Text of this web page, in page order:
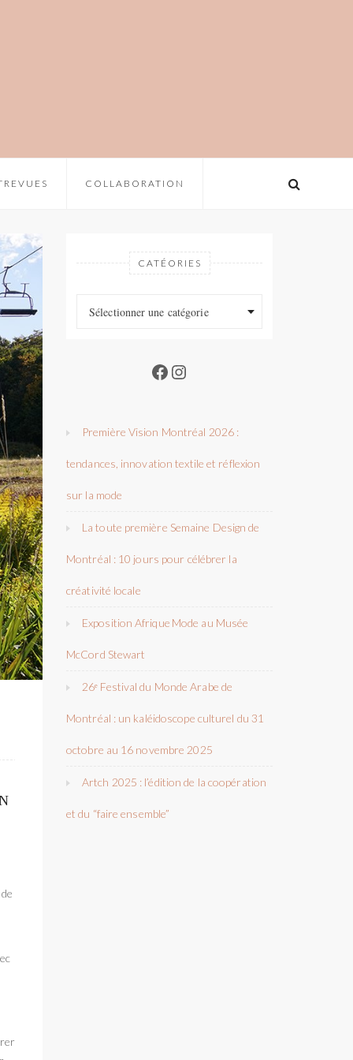
COLLABORATION
CATÉORIES
Sélectionner une catégorie
Facebook
Instagram
Première Vision Montréal 2026 :
tendances, innovation textile et réflexion
sur la mode
La toute première Semaine Design de
Montréal : 10 jours pour célébrer la
créativité locale
Exposition Afrique Mode au Musée
McCord Stewart
26ᵉ Festival du Monde Arabe de
Montréal : un kaléidoscope culturel du 31
octobre au 16 novembre 2025
Artch 2025 : l’édition de la coopération
et du “faire ensemble”